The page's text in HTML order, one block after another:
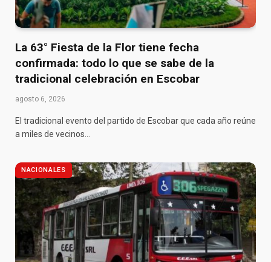
La 63° Fiesta de la Flor tiene fecha
confirmada: todo lo que se sabe de la
tradicional celebración en Escobar
agosto 6, 2026
El tradicional evento del partido de Escobar que cada año reúne
a miles de vecinos…
NACIONALES